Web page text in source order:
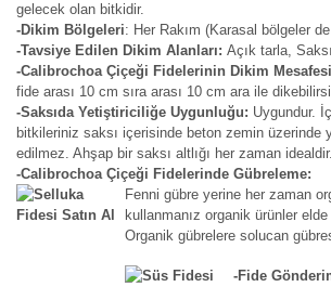
gelecek olan bitkidir.
-Dikim Bölgeleri: Her Rakım (Karasal bölgeler
-Tavsiye Edilen Dikim Alanları: Açık tarla,
-Calibrochoa Çiçeği Fidelerinin Dikim
fide arası 10 cm sıra arası 10 cm ara ile
-Saksıda Yetiştiriciliğe Uygunluğu: Uygundur.
bitkileriniz saksı içerisinde beton zemin üzerinde
edilmez. Ahşap bir saksı altlığı her zaman idealdir.
-Calibrochoa Çiçeği Fidelerinde Gübreleme:
Fenni gübre yerine her zaman
kullanmanız organik ürünler
Organik gübrelere solucan
-Fide